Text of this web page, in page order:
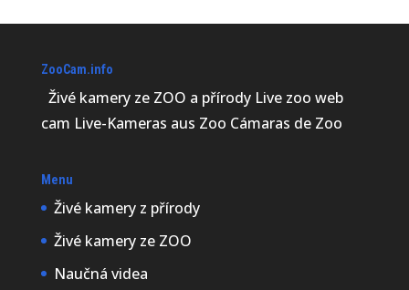
ZooCam.info
Živé kamery ze ZOO a přírody Live zoo web
cam Live-Kameras aus Zoo Cámaras de Zoo
Menu
Živé kamery z přírody
Živé kamery ze ZOO
Naučná videa